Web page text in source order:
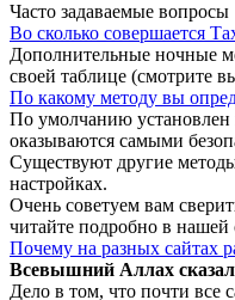
Часто задаваемые вопросы
Во сколько совершается
Дополнительные ночные
своей таблице (смотрите
По какому методу вы
По умолчанию
оказываются самыми
Существуют другие
настройках.
Очень советуем вам
читайте подробно в нашей
Почему на разных сайтах
Всевышний Аллах
Дело в том, что почти все